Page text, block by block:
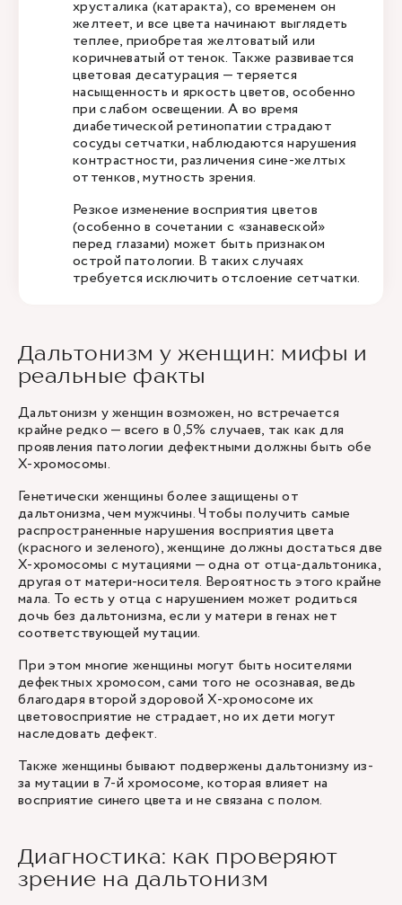
хрусталика (катаракта), со временем он
желтеет, и все цвета начинают выглядеть
теплее, приобретая желтоватый или
коричневатый оттенок. Также развивается
цветовая десатурация — теряется
насыщенность и яркость цветов, особенно
при слабом освещении. А во время
диабетической ретинопатии страдают
сосуды сетчатки, наблюдаются нарушения
контрастности, различения сине-желтых
оттенков, мутность зрения.
Резкое изменение восприятия цветов
(особенно в сочетании с «занавеской»
перед глазами) может быть признаком
острой патологии. В таких случаях
требуется исключить отслоение сетчатки.
Дальтонизм у женщин: мифы и
реальные факты
Дальтонизм у женщин возможен, но встречается
крайне редко — всего в 0,5% случаев, так как для
проявления патологии дефектными должны быть обе
X-хромосомы.
Генетически женщины более защищены от
дальтонизма, чем мужчины. Чтобы получить самые
распространенные нарушения восприятия цвета
(красного и зеленого), женщине должны достаться две
Х-хромосомы с мутациями — одна от отца-дальтоника,
другая от матери-носителя. Вероятность этого крайне
мала. То есть у отца с нарушением может родиться
дочь без дальтонизма, если у матери в генах нет
соответствующей мутации.
При этом многие женщины могут быть носителями
дефектных хромосом, сами того не осознавая, ведь
благодаря второй здоровой Х-хромосоме их
цветовосприятие не страдает, но их дети могут
наследовать дефект.
Также женщины бывают подвержены дальтонизму из-
за мутации в 7-й хромосоме, которая влияет на
восприятие синего цвета и не связана с полом.
Диагностика: как проверяют
зрение на дальтонизм